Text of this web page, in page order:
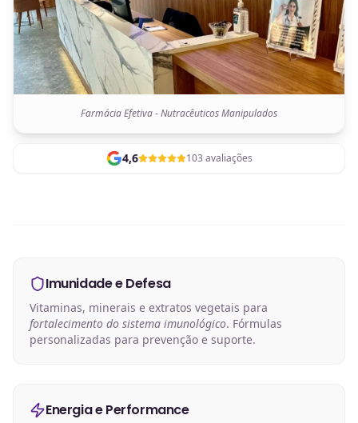
Farmácia Efetiva - Nutracêuticos Manipulados
4,6 103 avaliações
Imunidade e Defesa
Vitaminas, minerais e extratos vegetais para
fortalecimento do sistema imunológico. Fórmulas
personalizadas para prevenção e suporte.
Energia e Performance